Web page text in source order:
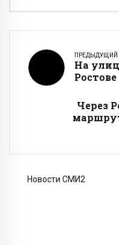
ПРЕДЫДУЩИЙ
На
Через
Новости СМИ2